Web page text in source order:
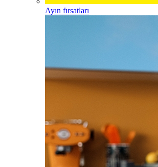
Ayın fırsatları